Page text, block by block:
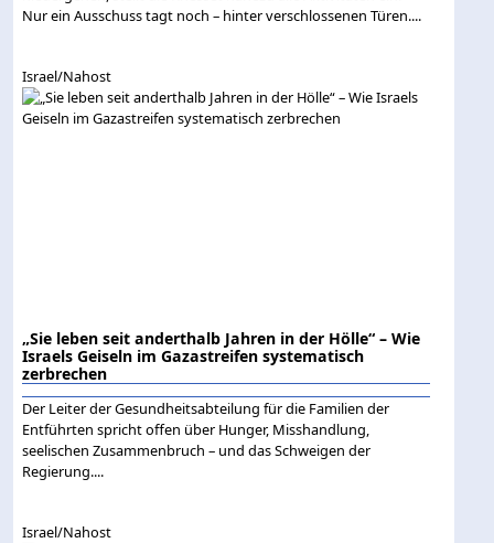
Nur ein Ausschuss tagt noch – hinter verschlossenen Türen....
Israel/Nahost
„Sie leben seit anderthalb Jahren in der Hölle“ – Wie
Israels Geiseln im Gazastreifen systematisch
zerbrechen
Der Leiter der Gesundheitsabteilung für die Familien der
Entführten spricht offen über Hunger, Misshandlung,
seelischen Zusammenbruch – und das Schweigen der
Regierung....
Israel/Nahost